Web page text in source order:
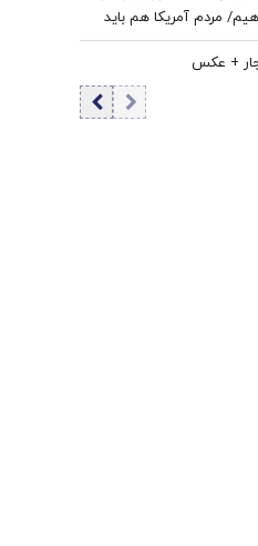
مردم آمریکا هم باید
موشک خوردن را ببینند/ نباید نسبت به مساله حجاب و عفاف بی
+ عکس